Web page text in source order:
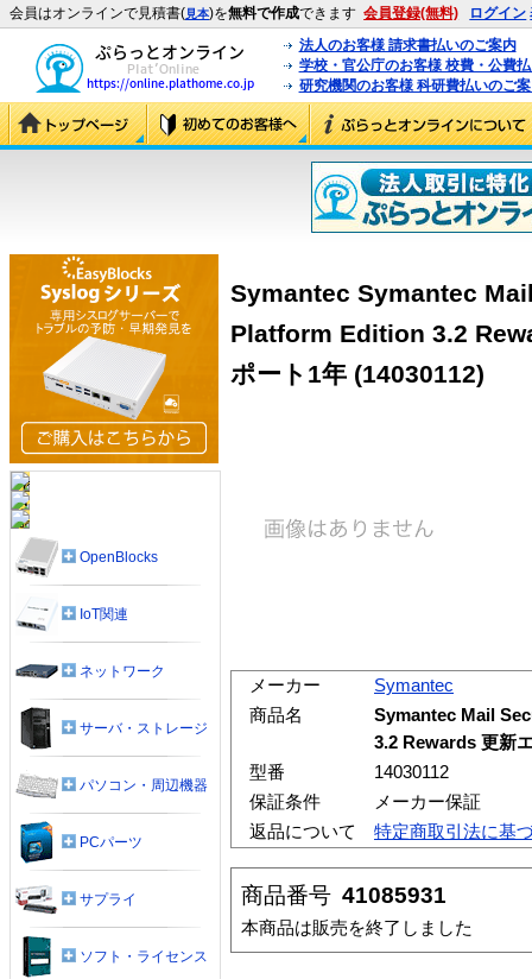
会員はオンラインで見積書(見本)を無料で作成できます 会員登録(無料) ログイン
法人のお客様 請求書払いのご案内
学校・官公庁のお客様 校費・公費
研究機関のお客様 科研費払いのご
Symantec Symantec
Platform Edition 3.2
ポート1年 (14030112)
メーカー
Symantec
商品名
Symantec Mail
3.2 Rewards 更新
型番
14030112
保証条件
メーカー保証
返品について
特定商取引法に基
商品番号 41085931
本商品は販売を終了しました
OpenBlocks
IoT関連
ネットワーク
サーバ・ストレージ
パソコン・周辺機器
PCパーツ
サプライ
ソフト・ライセンス